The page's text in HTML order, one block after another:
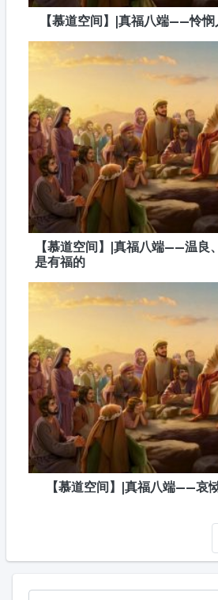
【慕道空间】|真福八端——怜
【慕道空间】|真福八端——温良
是有福的
【慕道空间】|真福八端——哀